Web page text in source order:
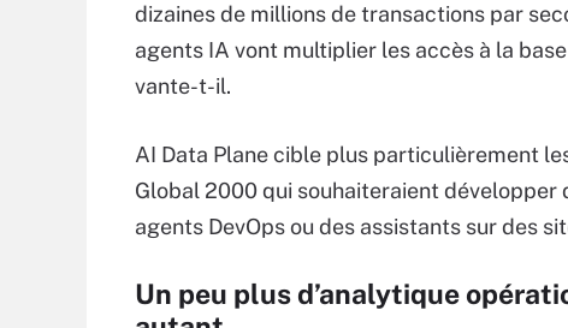
dizaines de millions de transactions par
agents IA vont multiplier les accès à la
vante-t-il.
AI Data Plane cible plus particulièrement
Global 2000 qui souhaiteraient
agents DevOps ou des assistants sur des
Un peu plus d’analytique